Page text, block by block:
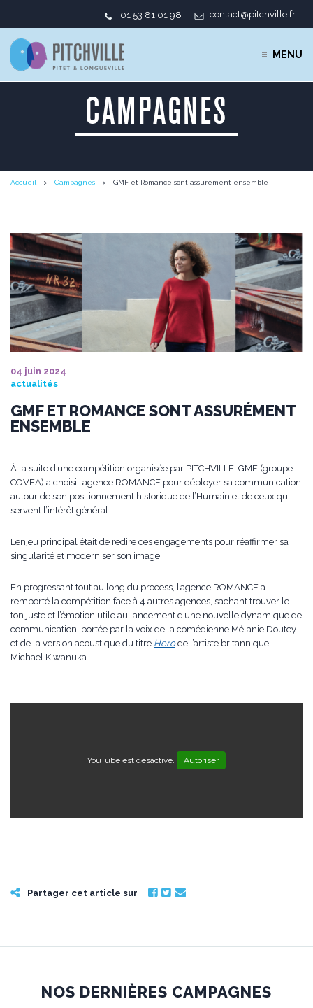
01 53 81 01 98 contact@pitchville.fr
MENU
CAMPAGNES
Accueil Campagnes GMF et Romance sont assurément ensemble
04 juin 2024
actualités
GMF ET ROMANCE SONT ASSURÉMENT
ENSEMBLE
À la suite d’une compétition organisée par PITCHVILLE, GMF (groupe
COVEA) a choisi l’agence ROMANCE pour déployer sa communication
autour de son positionnement historique de l’Humain et de ceux qui
servent l’intérêt général.
L’enjeu principal était de redire ces engagements pour réaffirmer sa
singularité et moderniser son image.
En progressant tout au long du process, l’agence ROMANCE a
remporté la compétition face à 4 autres agences, sachant trouver le
ton juste et l’émotion utile au lancement d’une nouvelle dynamique de
communication, portée par la voix de la comédienne Mélanie Doutey
et de la version acoustique du titre Herode l’artiste britannique
Michael Kiwanuka.
YouTube est désactivé. Autoriser
Partager cet article sur
NOS DERNIÈRES CAMPAGNES